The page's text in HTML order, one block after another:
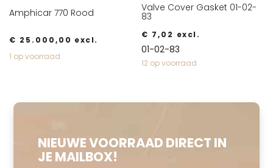
Amphicar 770 Rood
€ 25.000,00 excl.
1 op voorraad
Valve Cover Gasket 01-02-
83
€ 7,02 excl.
01-02-83
12 op voorraad
NIEUWE VOORRAAD DIRECT IN
JE MAILBOX!